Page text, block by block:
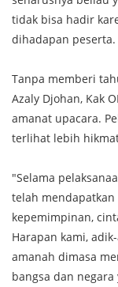
tidak bisa hadir
dihadapan peserta.
Tanpa memberi
Azaly Djohan, Kak
amanat upacara.
terlihat lebih
"Selama
telah
kepemimpinan,
Harapan kami,
amanah dimasa
bangsa dan